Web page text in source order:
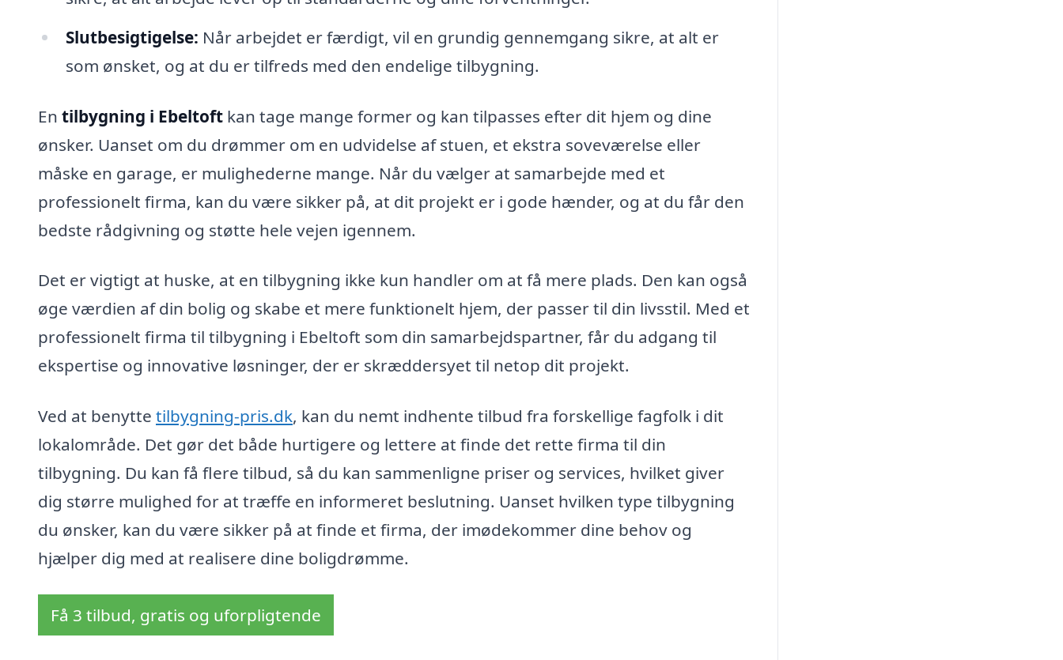
Slutbesigtigelse: Når arbejdet er færdigt, vil en grundig gennemgang sikre, at alt er
som ønsket, og at du er tilfreds med den endelige tilbygning.
En tilbygning i Ebeltoft kan tage mange former og kan tilpasses efter dit hjem og dine
ønsker. Uanset om du drømmer om en udvidelse af stuen, et ekstra soveværelse eller
måske en garage, er mulighederne mange. Når du vælger at samarbejde med et
professionelt firma, kan du være sikker på, at dit projekt er i gode hænder, og at du får den
bedste rådgivning og støtte hele vejen igennem.
Det er vigtigt at huske, at en tilbygning ikke kun handler om at få mere plads. Den kan også
øge værdien af din bolig og skabe et mere funktionelt hjem, der passer til din livsstil. Med et
professionelt firma til tilbygning i Ebeltoft som din samarbejdspartner, får du adgang til
ekspertise og innovative løsninger, der er skræddersyet til netop dit projekt.
Ved at benytte tilbygning-pris.dk, kan du nemt indhente tilbud fra forskellige fagfolk i dit
lokalområde. Det gør det både hurtigere og lettere at finde det rette firma til din
tilbygning. Du kan få flere tilbud, så du kan sammenligne priser og services, hvilket giver
dig større mulighed for at træffe en informeret beslutning. Uanset hvilken type tilbygning
du ønsker, kan du være sikker på at finde et firma, der imødekommer dine behov og
hjælper dig med at realisere dine boligdrømme.
Få 3 tilbud, gratis og uforpligtende